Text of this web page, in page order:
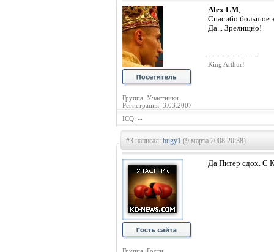
Группа: Участники
Регистрация: 3.03.2007
Alex LM,
Спасибо большое
Да... Зрелищно!
--------------------
King Arthur!
ICQ: --
#3 написал: bugy1 (9 марта 2008 20:38)
Да Питер сдох. С